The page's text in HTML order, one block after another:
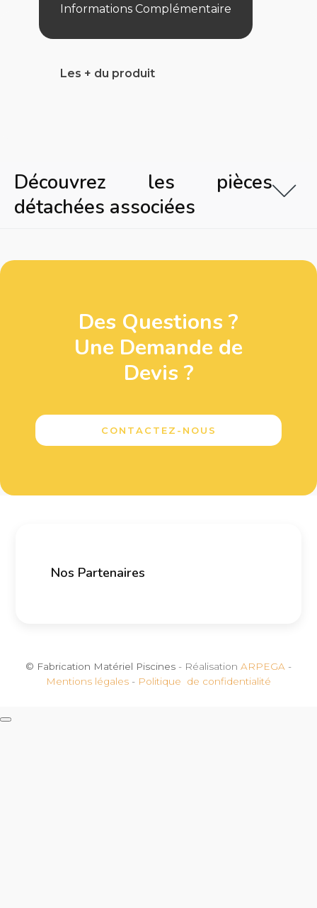
Informations Complémentaire
Les + du produit
Découvrez les pièces
détachées associées
Des Questions ?
Une Demande de
Devis ?
CONTACTEZ-NOUS
Nos Partenaires
© Fabrication Matériel Piscines - Réalisation ARPEGA -
Mentions légales - Politique de confidentialité